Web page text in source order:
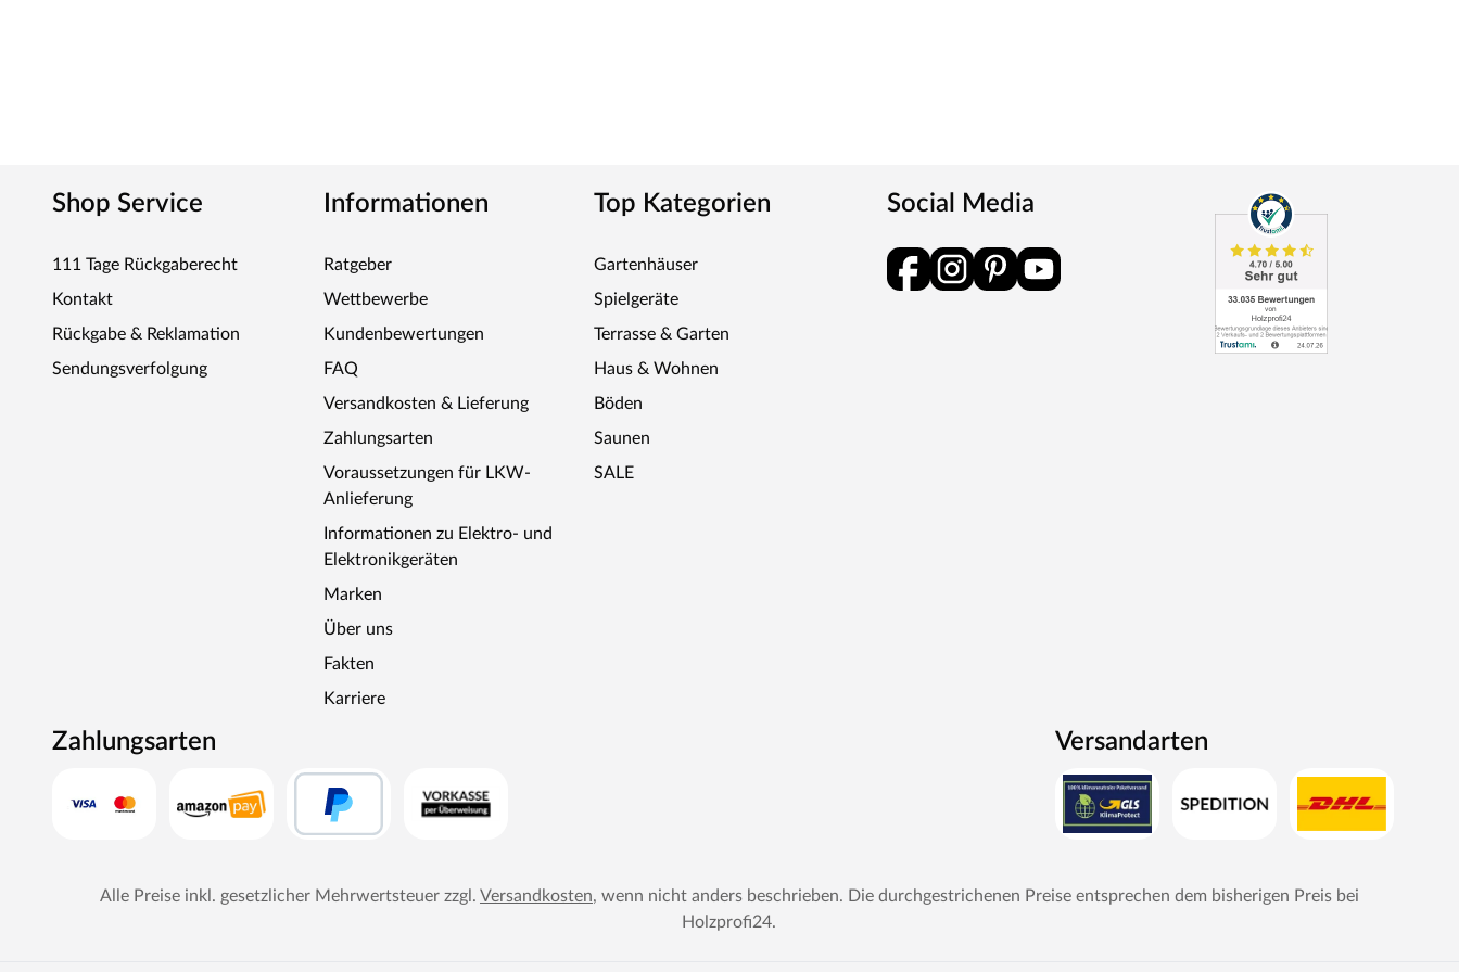
Shop Service
111 Tage Rückgaberecht
Kontakt
Rückgabe & Reklamation
Sendungsverfolgung
Informationen
Ratgeber
Wettbewerbe
Kundenbewertungen
FAQ
Versandkosten & Lieferung
Zahlungsarten
Voraussetzungen für LKW-
Anlieferung
Informationen zu Elektro- und
Elektronikgeräten
Marken
Über uns
Fakten
Karriere
Top Kategorien
Gartenhäuser
Spielgeräte
Terrasse & Garten
Haus & Wohnen
Böden
Saunen
SALE
Social Media
Zahlungsarten Versandarten
Alle Preise inkl. gesetzlicher Mehrwertsteuer zzgl. Versandkosten, wenn nicht anders beschrieben. Die durchgestrichenen Preise entsprechen dem bisherigen Preis bei
Holzprofi24.